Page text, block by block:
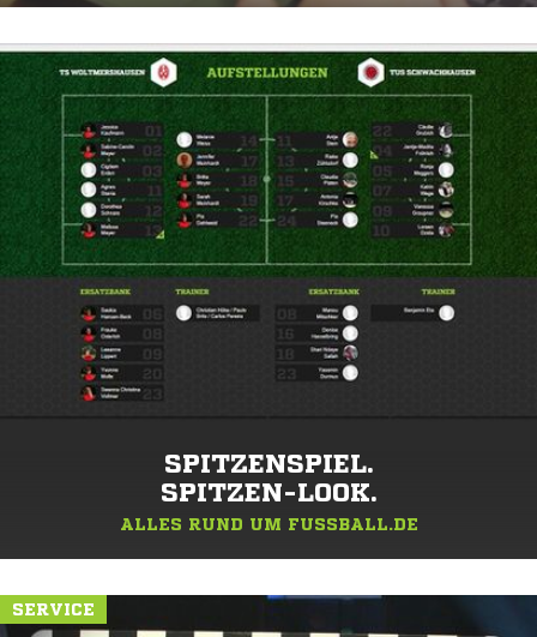
SPITZENSPIEL.
SPITZEN-LOOK.
ALLES RUND UM FUSSBALL.DE
SERVICE